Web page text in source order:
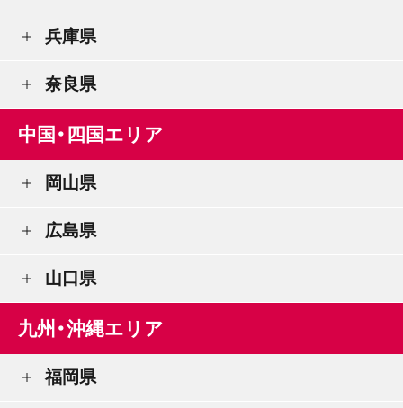
兵庫県
奈良県
中国・四国エリア
岡山県
広島県
山口県
九州・沖縄エリア
福岡県